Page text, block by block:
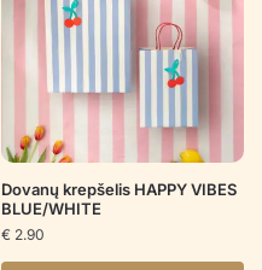
Dovanų krepšelis HAPPY VIBES
BLUE/WHITE
€ 2.90